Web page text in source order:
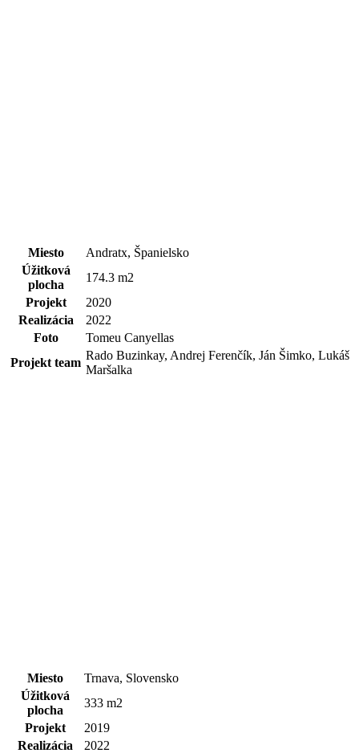
Miesto
Andratx, Španielsko
Úžitková
plocha
174.3 m2
Projekt
2020
Realizácia
2022
Foto
Tomeu Canyellas
Projekt team
Rado Buzinkay, Andrej Ferenčík, Ján Šimko, Lukáš
Maršalka
Miesto
Trnava, Slovensko
Úžitková
plocha
333 m2
Projekt
2019
Realizácia
2022